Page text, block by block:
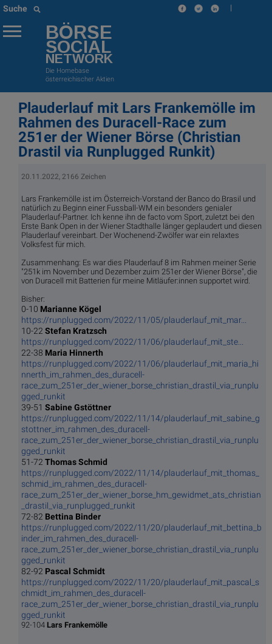
Suche |
BÖRSE
SOCIAL
NETWORK
Die Homebase
österreichischer Aktien
Plauderlauf mit Lars Frankemölle im
Rahmen des Duracell-Race zum
251er der Wiener Börse (Christian
Drastil via Runplugged Runkit)
20.11.2022, 2166 Zeichen
Lars Frankemölle ist im Österreich-Vorstand der Banco do Brasil und
natürlich zu Beginn einer Fussball-WM ein besonders genialer
Plauderlauf-Partner. Ich kenne ihn de facto vom Sport, zuletzt bei den
Erste Bank Open in der Wiener Stadthalle länger geplaudert und diesen
Plauderlauf vereinbart. Der Wochenend-Zwölfer war ein relaxtes
Volksfest für mich.
Zusammenhang: Es war dies Plauderlauf 8 im Rahmen meiner Serie
"251k im November und Dezember zuim 251er der Wiener Börse", die
von Duracell mit Batterien für meine Mitläufer:innen supportet wird.
Bisher:
0-10 Marianne Kögel
https://runplugged.com/2022/11/05/plauderlauf_mit_mar...
10-22 Stefan Kratzsch
https://runplugged.com/2022/11/06/plauderlauf_mit_ste...
22-38 Maria Hinnerth
https://runplugged.com/2022/11/06/plauderlauf_mit_maria_hi
nnerth_im_rahmen_des_duracell-
race_zum_251er_der_wiener_borse_christian_drastil_via_runplu
gged_runkit
39-51 Sabine Gstöttner
https://runplugged.com/2022/11/14/plauderlauf_mit_sabine_g
stottner_im_rahmen_des_duracell-
race_zum_251er_der_wiener_borse_christian_drastil_via_runplu
gged_runkit
51-72 Thomas Schmid
https://runplugged.com/2022/11/14/plauderlauf_mit_thomas_
schmid_im_rahmen_des_duracell-
race_zum_251er_der_wiener_borse_hm_gewidmet_ats_christian
_drastil_via_runplugged_runkit
72-82 Bettina Binder
https://runplugged.com/2022/11/20/plauderlauf_mit_bettina_b
inder_im_rahmen_des_duracell-
race_zum_251er_der_wiener_borse_christian_drastil_via_runplu
gged_runkit
82-92 Pascal Schmidt
https://runplugged.com/2022/11/20/plauderlauf_mit_pascal_s
chmidt_im_rahmen_des_duracell-
race_zum_251er_der_wiener_borse_christian_drastil_via_runplu
gged_runkit
92-104 Lars Frankemölle